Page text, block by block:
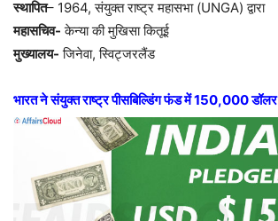
स्थापित– 1964, संयुक्त राष्ट्र महासभा (UNGA) द्वारा
महासचिव- केन्या की मुखिसा कितूई
मुख्यालय- जिनेवा, स्विट्जरलैंड
भारत ने संयुक्त राष्ट्र पीसबिल्डिंग फंड में 150,000 डॉलर